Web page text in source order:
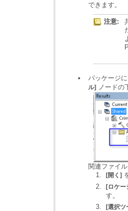
できます。
注意:
パッケージ
ル] ノードの
関連ファイ
[開く]
[ロケ
す。
[選択